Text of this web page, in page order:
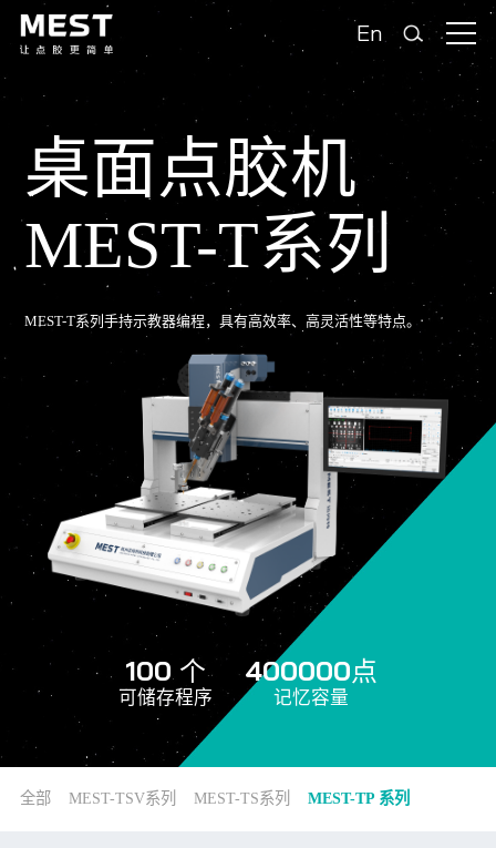
En
桌面点胶机
MEST-T系列
MEST-T系列手持示教器编程，具有高效率、高灵活性等特点。
100 个
可储存程序
400000点
记忆容量
全部 MEST-TSV系列 MEST-TS系列 MEST-TP 系列